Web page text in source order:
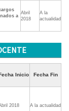
a
Abril
2018
A la
actualidad
Inicio Fecha Fin
2018 A la actualidad